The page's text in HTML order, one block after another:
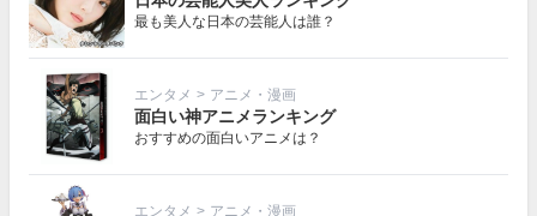
最も美人な日本の芸能人は誰？
エンタメ > アニメ・漫画
面白い神アニメランキング
おすすめの面白いアニメは？
エンタメ > アニメ・漫画